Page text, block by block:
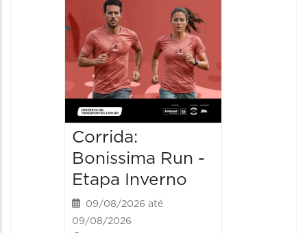
Corrida:
Bonissima Run -
Etapa Inverno
09/08/2026 até
09/08/2026